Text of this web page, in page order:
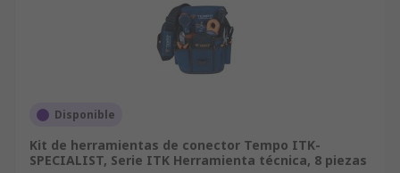
Disponible
Kit de herramientas de conector Tempo ITK-
SPECIALIST, Serie ITK Herramienta técnica, 8 piezas